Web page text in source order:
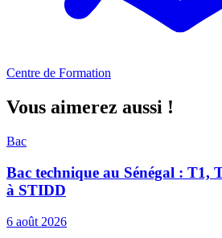
Centre de Formation
Vous aimerez aussi !
Bac
Bac technique au Sénégal : T1,
à STIDD
6 août 2026